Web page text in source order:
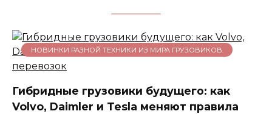
НОВИНКИ РАЗНОЙ ТЕХНИКИ ИЗ МИРА ГРУЗОВИКОВ.
Гибридные грузовики будущего: как
Volvo, Daimler и Tesla меняют правила